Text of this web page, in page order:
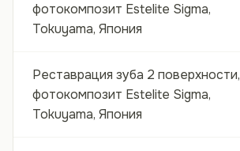
фотокомпозит Estelite Sigma,
Tokuyama, Япония
Реставрация зуба 2 поверхности,
фотокомпозит Estelite Sigma,
Tokuyama, Япония